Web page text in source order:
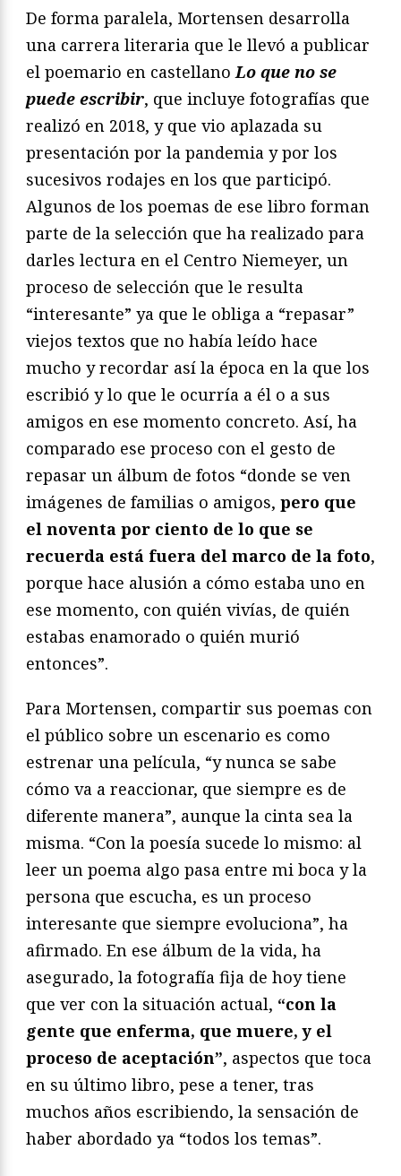
De forma paralela, Mortensen desarrolla
una carrera literaria que le llevó a publicar
el poemario en castellano Lo que no se
puede escribir, que incluye fotografías que
realizó en 2018, y que vio aplazada su
presentación por la pandemia y por los
sucesivos rodajes en los que participó.
Algunos de los poemas de ese libro forman
parte de la selección que ha realizado para
darles lectura en el Centro Niemeyer, un
proceso de selección que le resulta
“interesante” ya que le obliga a “repasar”
viejos textos que no había leído hace
mucho y recordar así la época en la que los
escribió y lo que le ocurría a él o a sus
amigos en ese momento concreto. Así, ha
comparado ese proceso con el gesto de
repasar un álbum de fotos “donde se ven
imágenes de familias o amigos, pero que
el noventa por ciento de lo que se
recuerda está fuera del marco de la foto,
porque hace alusión a cómo estaba uno en
ese momento, con quién vivías, de quién
estabas enamorado o quién murió
entonces”.
Para Mortensen, compartir sus poemas con
el público sobre un escenario es como
estrenar una película, “y nunca se sabe
cómo va a reaccionar, que siempre es de
diferente manera”, aunque la cinta sea la
misma. “Con la poesía sucede lo mismo: al
leer un poema algo pasa entre mi boca y la
persona que escucha, es un proceso
interesante que siempre evoluciona”, ha
afirmado. En ese álbum de la vida, ha
asegurado, la fotografía fija de hoy tiene
que ver con la situación actual, “con la
gente que enferma, que muere, y el
proceso de aceptación”, aspectos que toca
en su último libro, pese a tener, tras
muchos años escribiendo, la sensación de
haber abordado ya “todos los temas”.